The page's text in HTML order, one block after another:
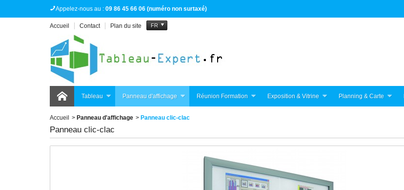
Appelez-nous au : 09 86 45 66 06 (numéro non surtaxé)
Accueil Contact Plan du site FR
Tableau Panneau d'affichage Réunion Formation Exposition & Vitrine Planning & Carte
Accueil > Panneau d'affichage > Panneau clic-clac
Panneau clic-clac